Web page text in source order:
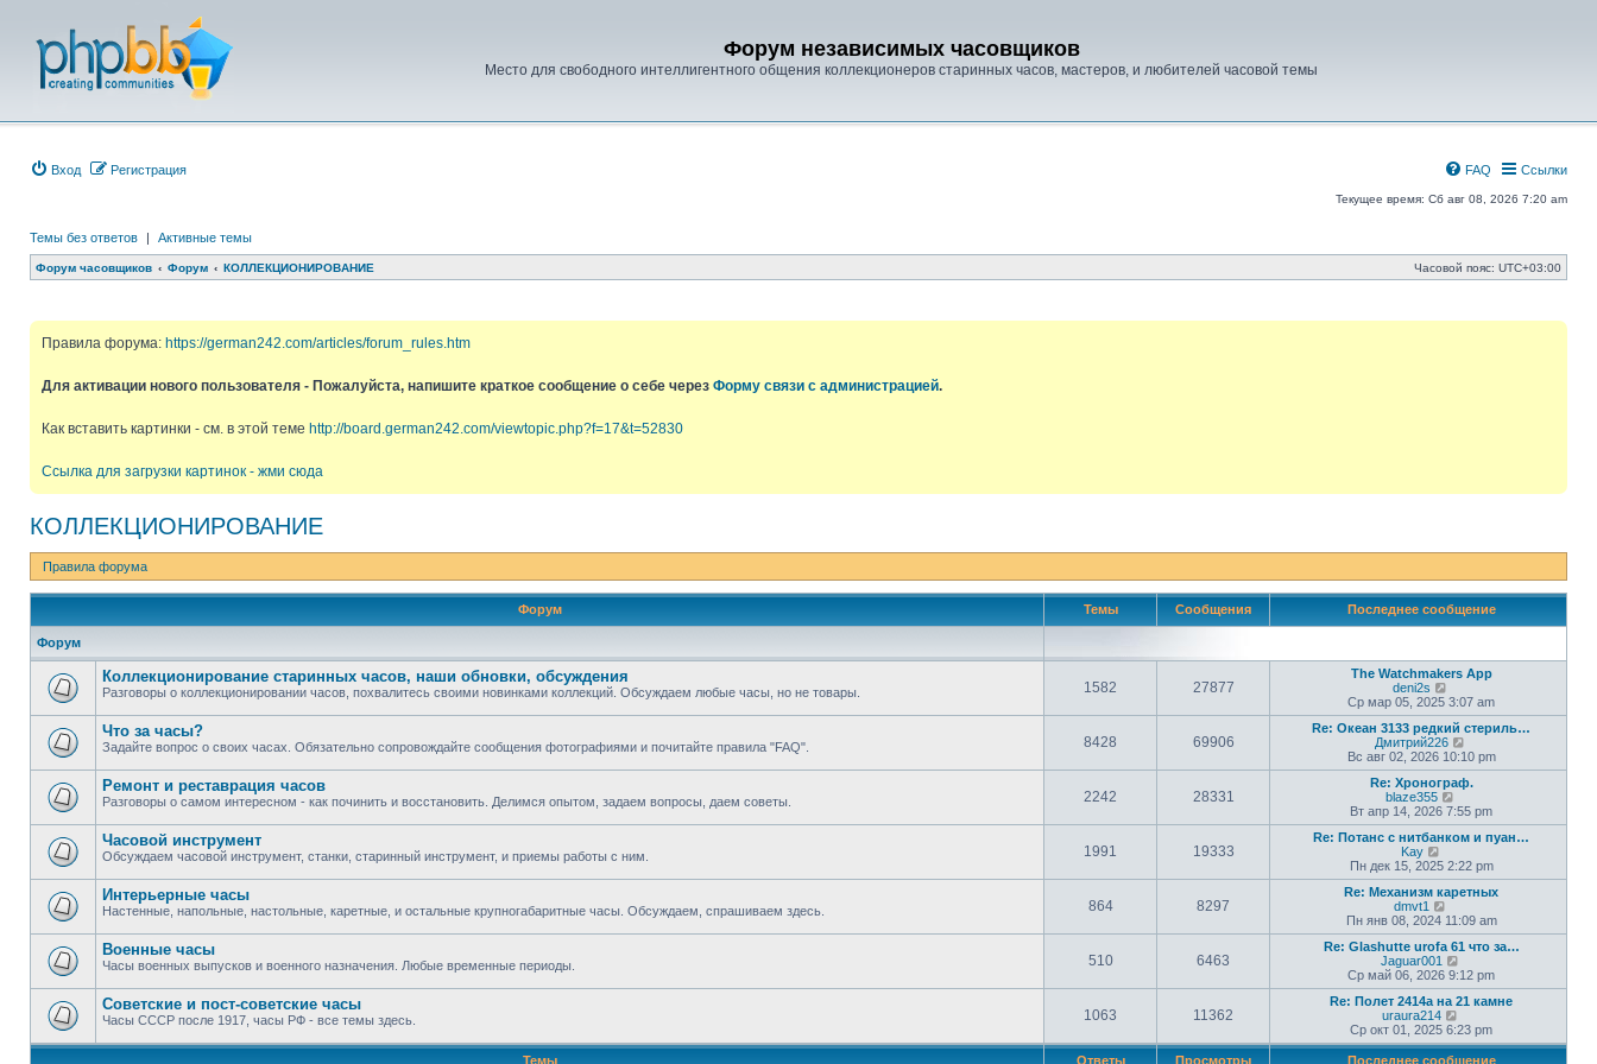
Форум независимых часовщиков
Место для свободного интеллигентного общения коллекционеров старинных часов, мастеров, и любителей часовой темы
Вход Регистрация Ссылки
FAQ
Текущее время: Сб авг 08, 2026 7:20 am
Темы без ответов | Активные темы
Форум часовщиков Форум КОЛЛЕКЦИОНИРОВАНИЕ Часовой пояс: UTC+03:00
Правила форума: https://german242.com/articles/forum_rules.htm
Для активации нового пользователя - Пожалуйста, напишите краткое сообщение о себе через Форму связи с администрацией.
Как вставить картинки - см. в этой теме http://board.german242.com/viewtopic.php?f=17&t=52830
Ссылка для загрузки картинок - жми сюда
КОЛЛЕКЦИОНИРОВАНИЕ
Правила форума
Форум Темы Сообщения Последнее сообщение
Форум
Коллекционирование старинных часов, наши обновки, обсуждения
Разговоры о коллекционировании часов, похвалитесь своими новинками коллекций. Обсуждаем любые часы, но не товары. 1582 27877
The Watchmakers App
deni2s
е
р
е
й
т
и
к
п
о
с
л
д
е
м
у
с
о
о
б
щ
е
н
и
ю
Ср мар 05, 2025 3:07 am
Что за часы?
Задайте вопрос о своих часах. Обязательно сопровождайте сообщения фотографиями и почитайте правила "FAQ". 8428 69906
Re: Океан 3133 редкий стериль…
Дмитрий226
е
р
е
т
и
к
о
с
л
д
м
у
с
о
б
Вс авг 02, 2026 10:10 pm
Ремонт и реставрация часов
Разговоры о самом интересном - как починить и восстановить. Делимся опытом, задаем вопросы, даем советы. 2242 28331
Re: Хронограф.
blaze355
е
р
е
т
и
к
о
с
л
е
д
н
е
м
у
с
Вт апр 14, 2026 7:55 pm
Часовой инструмент
Обсуждаем часовой инструмент, станки, старинный инструмент, и приемы работы с ним. 1991 19333
Re: Потанс с нитбанком и пуан…
Kay
е
р
е
й
т
и
к
п
о
с
л
е
д
н
Пн дек 15, 2025 2:22 pm
Интерьерные часы
Настенные, напольные, настольные, каретные, и остальные крупногабаритные часы. Обсуждаем, спрашиваем здесь. 864 8297
Re: Механизм каретных
dmvt1
е
р
е
й
т
и
к
п
о
с
Пн янв 08, 2024 11:09 am
Военные часы
Часы военных выпусков и военного назначения. Любые временные периоды. 510 6463
Re: Glashutte urofa 61 что за…
Jaguar001
е
р
е
т
и
к
Ср май 06, 2026 9:12 pm
Советские и пост-советские часы
Часы СССР после 1917, часы РФ - все темы здесь. 1063 11362
Re: Полет 2414а на 21 камне
uraura214
е
р
е
Ср окт 01, 2025 6:23 pm
Темы Ответы Просмотры Последнее сообщение